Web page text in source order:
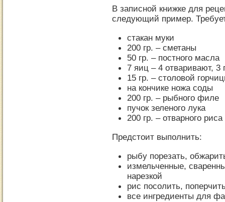
В записной книжке для
следующий пример.
стакан муки
200 гр. – сметаны
50 гр. – постного масла
7 яиц – 4 отваривают,
15 гр. – столовой
на кончике ножа соды
200 гр. – рыбного филе
пучок зеленого лука
200 гр. – отварного риса
Предстоит выполнить:
рыбу порезать,
измельченные,
нарезкой
рис посолить,
все ингредиенты для